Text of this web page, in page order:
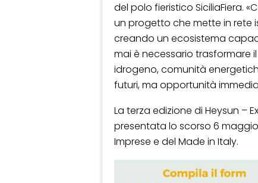
del polo fieristico SiciliaFiera.
un progetto che mette in rete
creando un ecosistema
mai è necessario trasformare
idrogeno, comunità
futuri, ma opportunità
La terza edizione di Heysun –
presentata lo scorso 6
Imprese e del Made in Italy.